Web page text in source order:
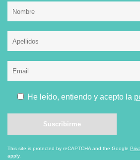
He leído, entiendo y acepto la
This site is protected by reCAPTCHA and the Google
apply.